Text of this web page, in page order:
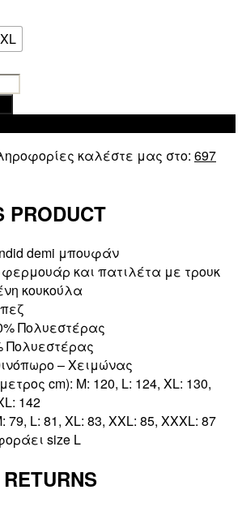
καλέστε μας στο: 697
PRODUCT
demi μπουφάν
και πατιλέτα με τρουκ
κουκούλα
Πολυεστέρας
Πολυεστέρας
– Χειμώνας
cm): M: 120, L: 124, XL: 130,
142
79, L: 81, XL: 83, XXL: 85, XXXL: 87
size L